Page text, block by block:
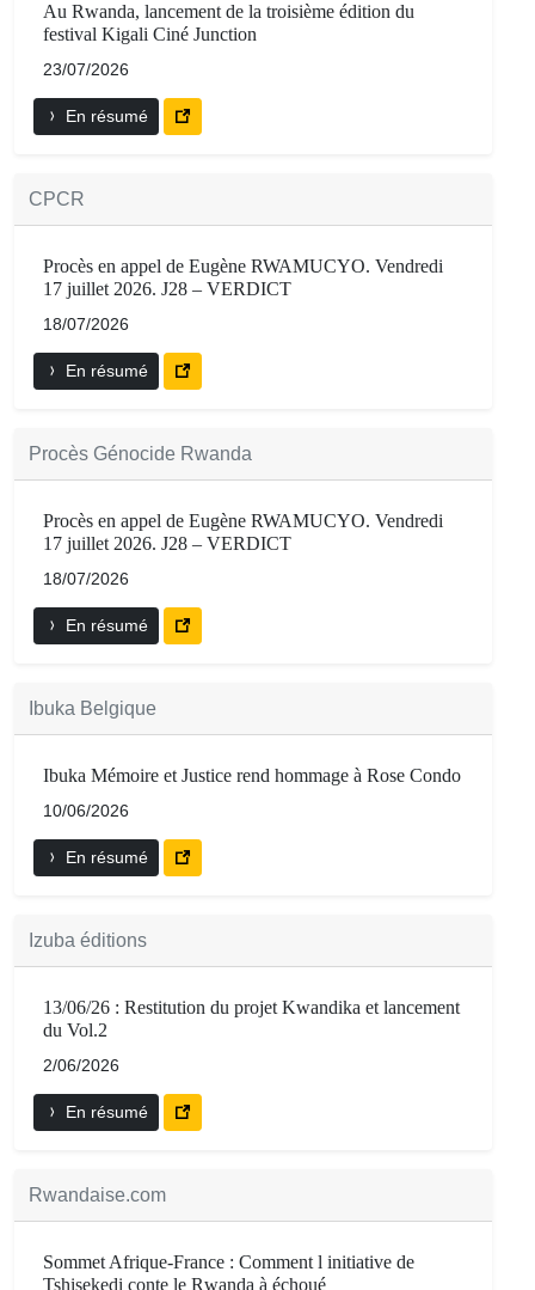
Au Rwanda, lancement de la troisième édition du
festival Kigali Ciné Junction
23/07/2026
En résumé
CPCR
Procès en appel de Eugène RWAMUCYO. Vendredi
17 juillet 2026. J28 – VERDICT
18/07/2026
En résumé
Procès Génocide Rwanda
Procès en appel de Eugène RWAMUCYO. Vendredi
17 juillet 2026. J28 – VERDICT
18/07/2026
En résumé
Ibuka Belgique
Ibuka Mémoire et Justice rend hommage à Rose Condo
10/06/2026
En résumé
Izuba éditions
13/06/26 : Restitution du projet Kwandika et lancement
du Vol.2
2/06/2026
En résumé
Rwandaise.com
Sommet Afrique-France : Comment l initiative de
Tshisekedi conte le Rwanda à échoué